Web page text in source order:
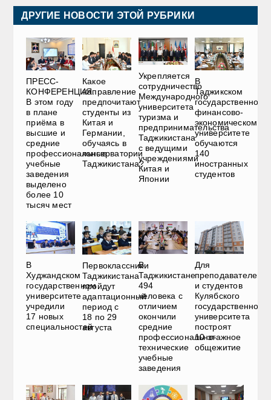
ДРУГИЕ НОВОСТИ ЭТОЙ РУБРИКИ
ПРЕСС-
КОНФЕРЕНЦИЯ.
В этом году
в плане
приёма в
высшие и
средние
профессиональные
учебные
заведения
выделено
более 10
тысяч мест
Какое
направление
предпочитают
студенты из
Китая и
Германии,
обучаясь в
консерватории
Таджикистана?
Укрепляется
сотрудничество
Международного
университета
туризма и
предпринимательства
Таджикистана
с ведущими
учреждениями
Китая и
Японии
В
Таджикском
государственном
финансово-
экономическом
университете
обучаются
140
иностранных
студентов
В
Худжандском
государственном
университете
учредили
17 новых
специальностей
Первоклассники
Таджикистана
пройдут
адаптационный
период с
18 по 29
августа
В
Таджикистане
494
человека с
отличием
окончили
средние
профессионально-
технические
учебные
заведения
Для
преподавателей
и студентов
Кулябского
государственного
университета
построят
10-этажное
общежитие